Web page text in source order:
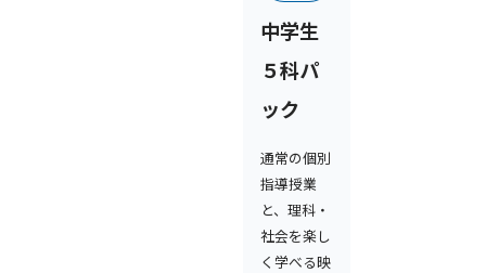
中学生
５科パ
ック
通常の個別
指導授業
と、理科・
社会を楽し
く学べる映